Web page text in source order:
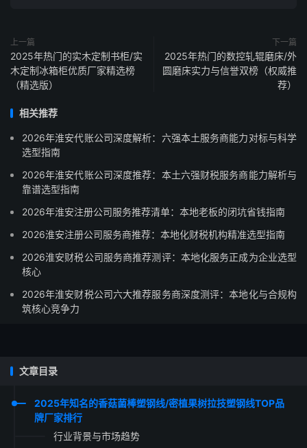
上一篇
2025年热门的实木定制书柜/实
木定制冰箱柜优质厂家精选榜
（精选版）
下一篇
2025年热门的数控轧辊磨床/外
圆磨床实力与信誉双榜（权威推
荐）
相关推荐
2026年淮安代账公司深度解析：六强本土服务商能力对标与科学
选型指南
2026年淮安代账公司深度推荐：本土六强财税服务商能力解析与
靠谱选型指南
2026年淮安注册公司服务推荐清单：本地老板的闭坑省钱指南
2026淮安注册公司服务商推荐：本地化财税机构精准选型指南
2026淮安财税公司服务商推荐测评：本地化服务正成为企业选型
核心
2026年淮安财税公司六大推荐服务商深度测评：本地化与合规构
筑核心竞争力
文章目录
2025年知名的香菇菌棒塑钢线/密植果树拉技塑钢线TOP品
牌厂家排行
行业背景与市场趋势